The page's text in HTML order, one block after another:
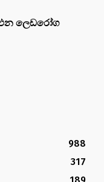
ලෙඩරෝග
988
317
189